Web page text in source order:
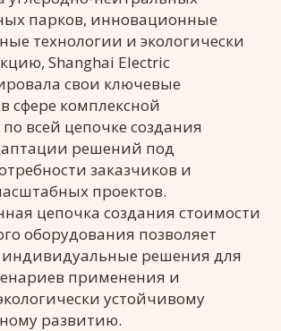
парков, инновационные
технологии и экологически
Shanghai Electric
свои ключевые
сфере комплексной
всей цепочке создания
решений под
заказчиков и
проектов.
цепочка создания стоимости
оборудования позволяет
решения для
применения и
устойчивому
развитию.